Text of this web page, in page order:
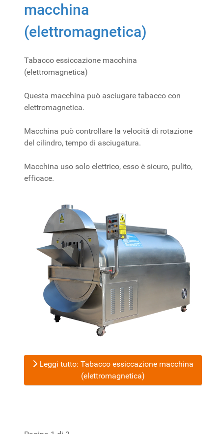
macchina
(elettromagnetica)
Tabacco essiccazione macchina
(elettromagnetica)
Questa macchina può asciugare tabacco con
elettromagnetica.
Macchina può controllare la velocità di rotazione
del cilindro, tempo di asciugatura.
Macchina uso solo elettrico, esso è sicuro, pulito,
efficace.
Leggi tutto: Tabacco essiccazione macchina
(elettromagnetica)